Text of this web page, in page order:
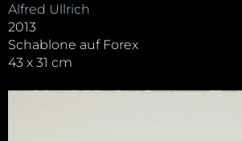
Alfred Ullrich
2013
Schablone auf Forex
43 x 31 cm